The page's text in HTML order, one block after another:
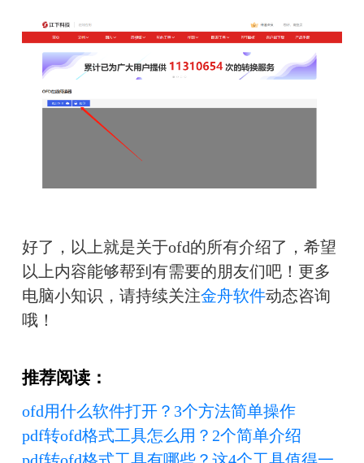
好了，以上就是关于ofd的所有介绍了，希望
以上内容能够帮到有需要的朋友们吧！更多
电脑小知识，请持续关注金舟软件动态咨询
哦！
推荐阅读：
ofd用什么软件打开？3个方法简单操作
pdf转ofd格式工具怎么用？2个简单介绍
pdf转ofd格式工具有哪些？这4个工具值得一